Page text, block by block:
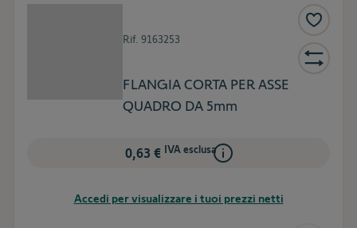
Rif. 9163253
FLANGIA CORTA PER ASSE
QUADRO DA 5mm
0,63 € IVA esclusa
Accedi per visualizzare i tuoi prezzi netti